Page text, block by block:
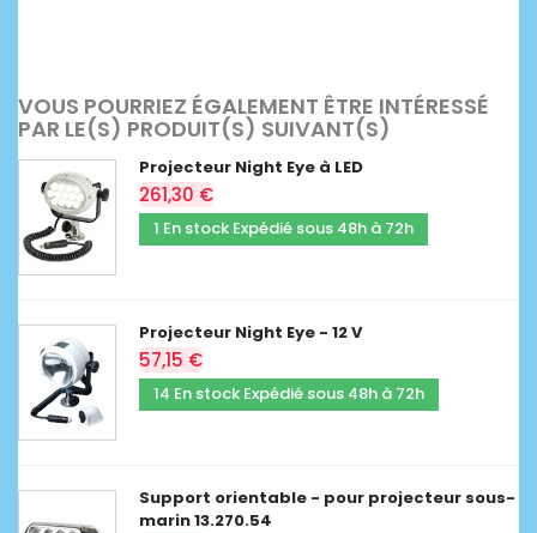
VOUS POURRIEZ ÉGALEMENT ÊTRE INTÉRESSÉ
PAR LE(S) PRODUIT(S) SUIVANT(S)
Projecteur Night Eye à LED
261,30 €
1 En stock Expédié sous 48h à 72h
Projecteur Night Eye - 12 V
57,15 €
14 En stock Expédié sous 48h à 72h
Support orientable - pour projecteur sous-
marin 13.270.54